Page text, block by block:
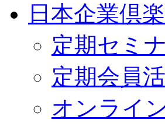
日本企業倶
定期セミ
定期会員
オンライ